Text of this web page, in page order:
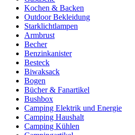
Kochen & Backen
Outdoor Bekleidung
Starklichtlampen
Armbrust
Becher
Benzinkanister
Besteck
Biwaksack
Bogen
Bücher & Fanartikel
Bushbox
Camping Elektrik und Energie
Camping Haushalt
Camping Kühlen